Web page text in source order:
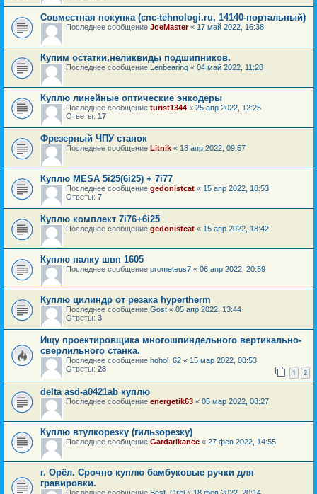
Совместная покупка (cnc-tehnologi.ru, 14140-портальный)
Последнее сообщение JoeMaster« 17 май 2022, 16:38
Купим остатки,неликвиды подшипников.
Последнее сообщение Lenbearing « 04 май 2022, 11:28
Куплю линейные оптические энкодеры
Последнее сообщение turist1344 « 25 апр 2022, 12:25
Ответы: 17
Фрезерный ЧПУ станок
Последнее сообщение Litnik « 18 апр 2022, 09:57
Куплю MESA 5i25(6i25) + 7i77
Последнее сообщение gedonistcat « 15 апр 2022, 18:53
Ответы: 7
Куплю комплект 7i76+6i25
Последнее сообщение gedonistcat « 15 апр 2022, 18:42
Куплю палку швп 1605
Последнее сообщение prometeus7 « 06 апр 2022, 20:59
Куплю цилиндр от резака hypertherm
Последнее сообщение Gost « 05 апр 2022, 13:44
Ответы: 3
Ищу проектировщика многошпиндельного вертикально-
сверлильного станка.
Последнее сообщение hohol_62 « 15 мар 2022, 08:53
Ответы: 28 1 2
delta asd-a0421ab куплю
Последнее сообщение energetik63 « 05 мар 2022, 08:27
Куплю втулкорезку (гильзорезку)
Последнее сообщение Gardarikanec « 27 фев 2022, 14:55
г. Орёл. Срочно куплю бамбуковые ручки для
гравировки.